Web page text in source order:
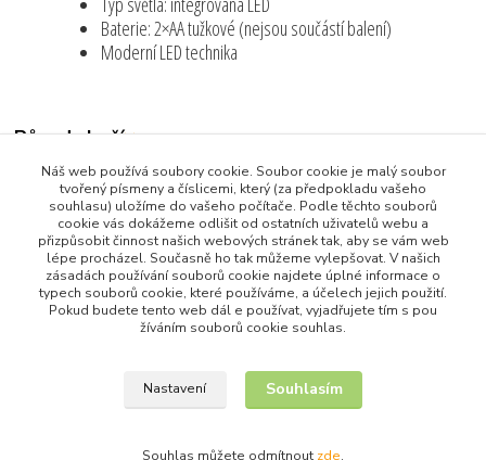
Baterie: 2×AA tužkové (nejsou součástí balení)
Moderní LED technika
Původ zboží
Zboží zařazeno v kategoriích
Všechny produkty
Lampy a Osvětlení
Události a dekorace
Upravit sběr cookies.
Náš web používá soubory cookie. Soubor cookie je malý soubor
tvořený písmeny a číslicemi, který (za předpokladu vašeho
souhlasu) uložíme do vašeho počítače. Podle těchto souborů
cookie vás dokážeme odlišit od ostatních uživatelů webu a
přizpůsobit činnost našich webových stránek tak, aby se vám web
lépe procházel. Současně ho tak můžeme vylepšovat. V našich
zásadách používání souborů cookie najdete úplné informace o
typech souborů cookie, které používáme, a účelech jejich použití.
Pokud budete tento web dál e používat, vyjadřujete tím s pou
žíváním souborů cookie souhlas.
Nastavení Souhlasím
Souhlas můžete odmítnout zde.